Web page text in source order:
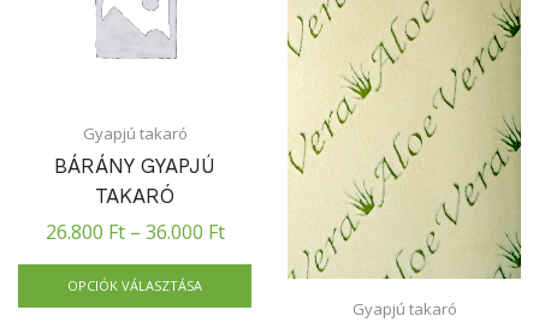
Gyapjú takaró
BÁRÁNY GYAPJÚ
TAKARÓ
26.800 Ft– 36.000 Ft
OPCIÓK VÁLASZTÁSA
Gyapjú takaró